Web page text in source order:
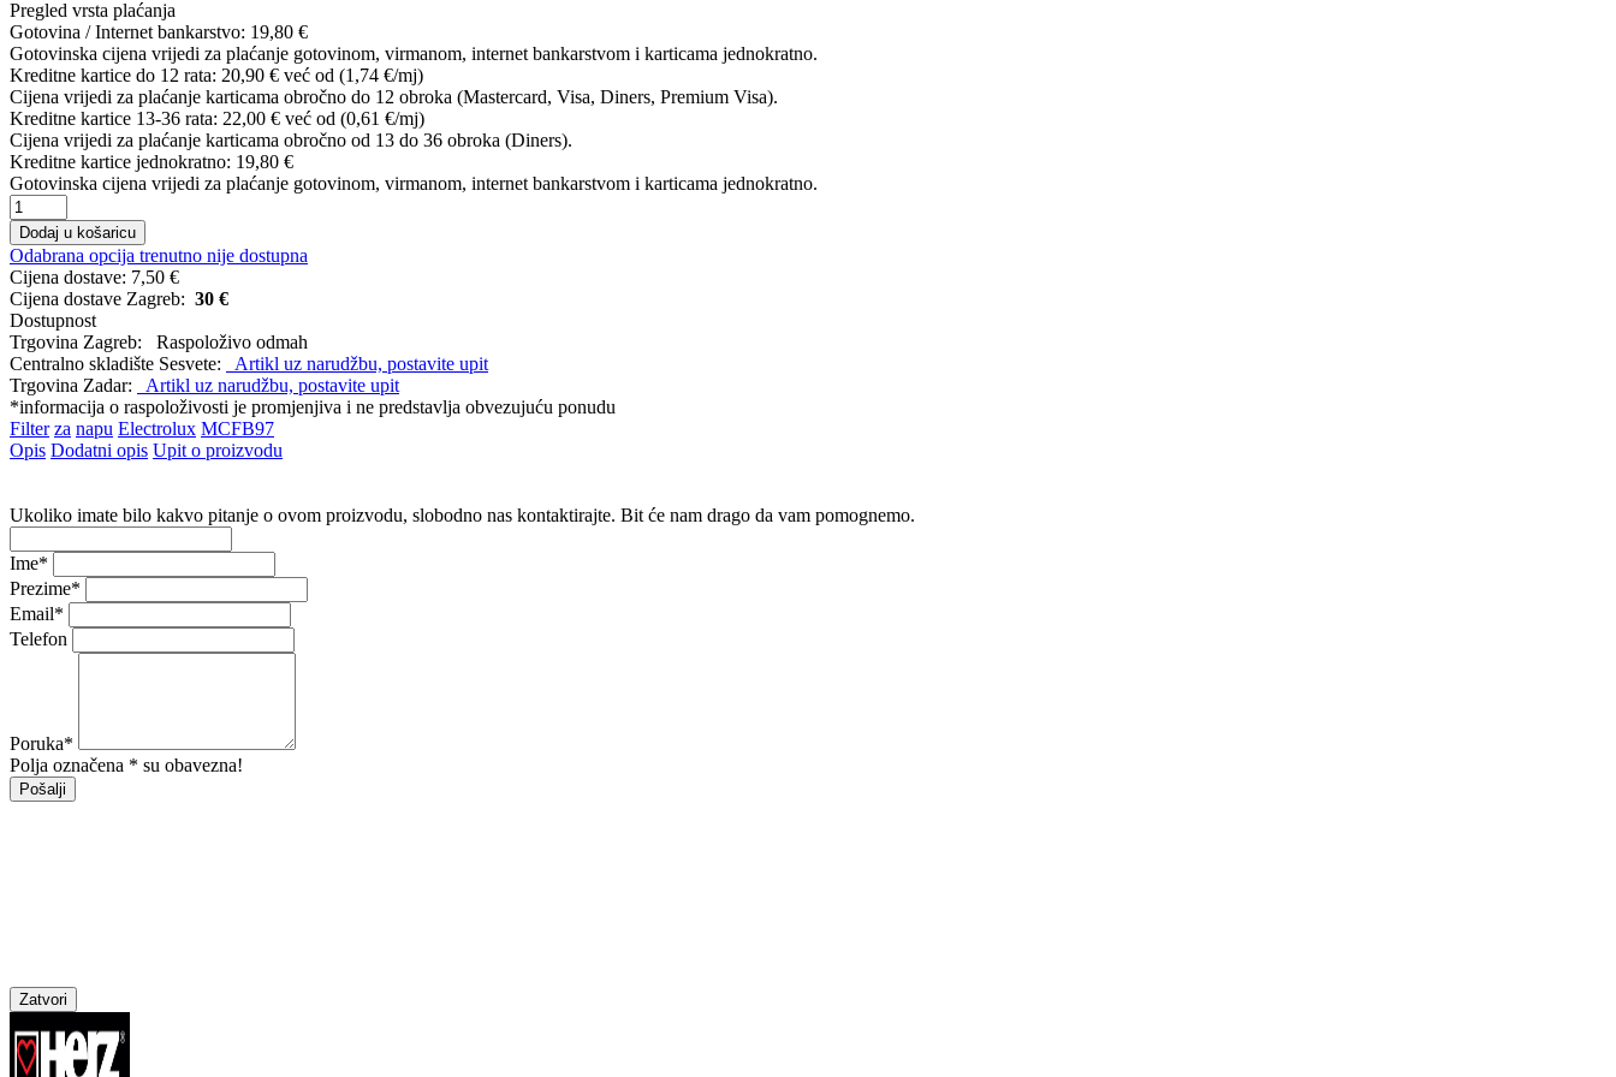
Pregled vrsta plaćanja
Gotovina / Internet bankarstvo: 19,80 €
Gotovinska cijena vrijedi za plaćanje gotovinom, virmanom, internet bankarstvom i karticama jednokratno.
Kreditne kartice do 12 rata: 20,90 € već od (1,74 €/mj)
Cijena vrijedi za plaćanje karticama obročno do 12 obroka (Mastercard, Visa, Diners, Premium Visa).
Kreditne kartice 13-36 rata: 22,00 € već od (0,61 €/mj)
Cijena vrijedi za plaćanje karticama obročno od 13 do 36 obroka (Diners).
Kreditne kartice jednokratno: 19,80 €
Gotovinska cijena vrijedi za plaćanje gotovinom, virmanom, internet bankarstvom i karticama jednokratno.
Dodaj u košaricu
Odabrana opcija trenutno nije dostupna
Cijena dostave: 7,50 €
Cijena dostave Zagreb: 30 €
Dostupnost
Trgovina Zagreb:
Raspoloživo odmah
Centralno skladište Sesvete:
Artikl uz narudžbu, postavite upit
Trgovina Zadar:
Artikl uz narudžbu, postavite upit
*informacija o raspoloživosti je promjenjiva i ne predstavlja obvezujuću ponudu
Filter za napu Electrolux MCFB97
Opis Dodatni opis Upit o proizvodu
Ukoliko imate bilo kakvo pitanje o ovom proizvodu, slobodno nas kontaktirajte. Bit će nam drago da vam pomognemo.
Ime*
Prezime*
Email*
Telefon
Poruka*
Polja označena * su obavezna!
Pošalji
Zatvori